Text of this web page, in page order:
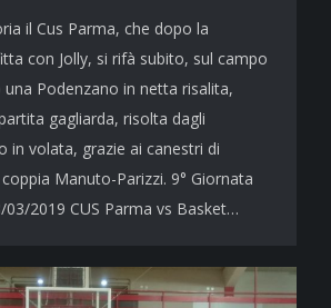
il Cus Parma, che dopo la
con Jolly, si rifà subito, sul campo
Podenzano in netta risalita,
gagliarda, risolta dagli
in volata, grazie ai canestri di
Manuto-Parizzi. 9° Giornata
03/2019 CUS Parma vs Basket…